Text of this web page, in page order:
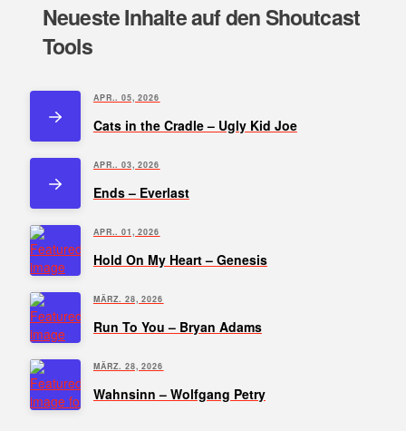
Neueste Inhalte auf den Shoutcast
Tools
APR.. 05, 2026
Cats in the Cradle – Ugly Kid Joe
APR.. 03, 2026
Ends – Everlast
APR.. 01, 2026
Hold On My Heart – Genesis
MÄRZ. 28, 2026
Run To You – Bryan Adams
MÄRZ. 28, 2026
Wahnsinn – Wolfgang Petry